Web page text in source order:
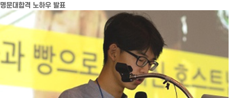
명문대합격 노하우 발표